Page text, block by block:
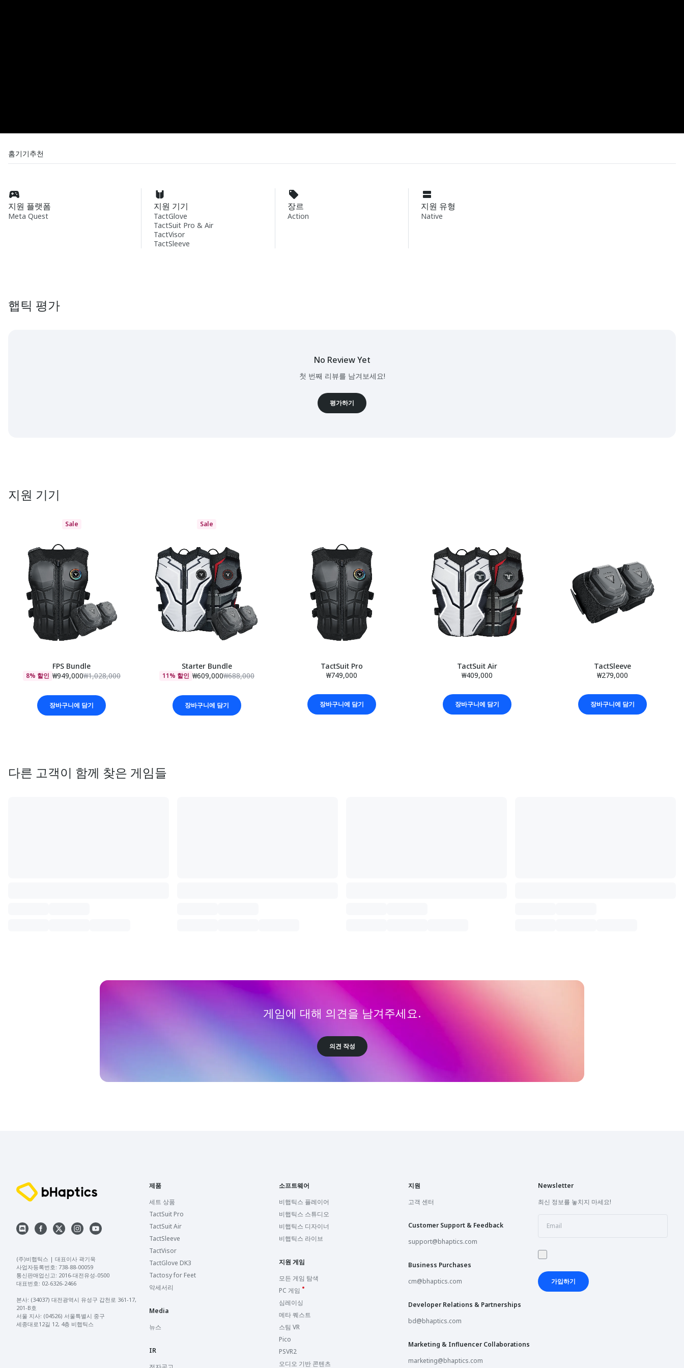
홈기기추천
지원 플랫폼
Meta Quest
지원 기기
TactGlove
TactSuit Pro & Air
TactVisor
TactSleeve
장르
Action
지원 유형
Native
햅틱 평가
No Review Yet
첫 번째 리뷰를 남겨보세요!
평가하기
지원 기기
Sale
FPS Bundle
8% 할인 ₩949,000₩1,028,000
장바구니에 담기
Sale
Starter Bundle
11% 할인 ₩609,000₩688,000
장바구니에 담기
TactSuit Pro
₩749,000
장바구니에 담기
TactSuit Air
₩409,000
장바구니에 담기
TactSleeve
₩279,000
장바구니에 담기
다른 고객이 함께 찾은 게임들
게임에 대해 의견을 남겨주세요.
의견 작성
(주)비햅틱스 | 대표이사 곽기욱
사업자등록번호: 738-88-00059
통신판매업신고: 2016-대전유성-0500
대표번호: 02-6326-2466
본사: (34037) 대전광역시 유성구 갑천로 361-17,
201-B호
서울 지사: (04526) 서울특별시 중구
세종대로12길 12, 4층 비햅틱스
제품
세트 상품
TactSuit Pro
TactSuit Air
TactSleeve
TactVisor
TactGlove DK3
Tactosy for Feet
악세서리
Media
뉴스
IR
소프트웨어
비햅틱스 플레이어
비햅틱스 스튜디오
비햅틱스 디자이너
비햅틱스 라이브
지원 게임
모든 게임 탐색
PC 게임
심레이싱
메타 퀘스트
스팀 VR
Pico
PSVR2
오디오 기반 콘텐츠
지원
고객 센터
Customer Support & Feedback
support@bhaptics.com
Business Purchases
cm@bhaptics.com
Developer Relations & Partnerships
bd@bhaptics.com
Marketing & Influencer Collaborations
marketing@bhaptics.com
Newsletter
최신 정보를 놓치지 마세요!
가입하기